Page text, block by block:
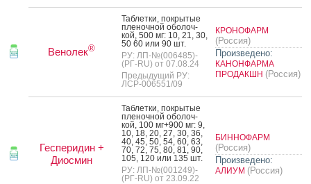
Венолек®
Таб­летки, пок­ры­тые
пле­ноч­ной обо­лоч­
кой, 500 мг: 10, 21, 30,
50 60 или 90 шт.
РУ: ЛП-№(006485)-
(РГ-RU) от 07.08.24
Предыдущий РУ:
ЛСР-006551/09
КРОНОФАРМ
(Россия)
Произведено:
КАНОНФАРМА
ПРОДАКШН (Россия)
Гесперидин +
Диосмин
Таб­летки, пок­ры­тые
пле­ноч­ной обо­лоч­
кой, 100 мг+900 мг: 9,
10, 18, 20, 27, 30, 36,
40, 45, 50, 54, 60, 63,
70, 72, 75, 80, 81, 90,
105, 120 или 135 шт.
РУ: ЛП-№(001249)-
(РГ-RU) от 23.09.22
БИННОФАРМ
(Россия)
Произведено:
АЛИУМ (Россия)